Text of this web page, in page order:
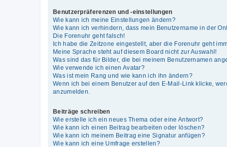
Benutzerpräferenzen und -einstellungen
Wie kann ich meine Einstellungen ändern?
Wie kann ich verhindern, dass mein Benutzername in der
Die Forenuhr geht falsch!
Ich habe die Zeitzone eingestellt, aber die Forenuhr geht
Meine Sprache steht auf diesem Board nicht zur Auswahl!
Was sind das für Bilder, die bei meinem Benutzernamen
Wie verwende ich einen Avatar?
Was ist mein Rang und wie kann ich ihn ändern?
Wenn ich bei einem Benutzer auf den E-Mail-Link klicke,
anzumelden.
Beiträge schreiben
Wie erstelle ich ein neues Thema oder eine Antwort?
Wie kann ich einen Beitrag bearbeiten oder löschen?
Wie kann ich meinem Beitrag eine Signatur anfügen?
Wie kann ich eine Umfrage erstellen?